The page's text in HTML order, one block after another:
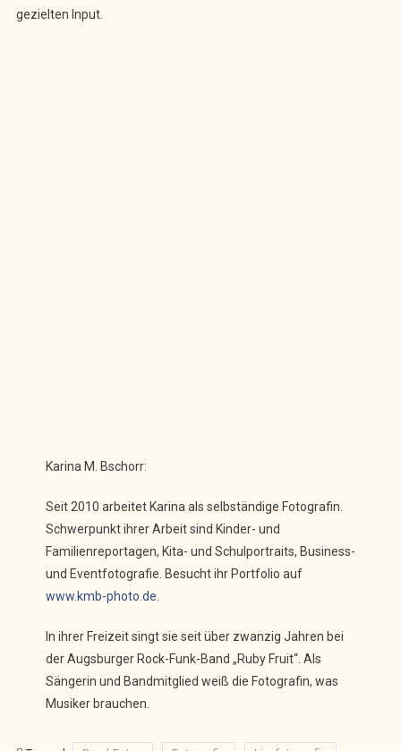
gezielten Input.
Karina M. Bschorr:
Seit 2010 arbeitet Karina als selbständige Fotografin.
Schwerpunkt ihrer Arbeit sind Kinder- und
Familienreportagen, Kita- und Schulportraits, Business-
und Eventfotografie. Besucht ihr Portfolio auf
www.kmb-photo.de
In ihrer Freizeit singt sie seit über zwanzig Jahren bei
der Augsburger Rock-Funk-Band „Ruby Fruit“. Als
Sängerin und Bandmitglied weiß die Fotografin, was
Musiker brauchen.